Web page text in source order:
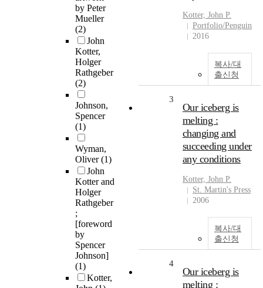
by Peter
Mueller
(2)
John
Kotter,
Holger
Rathgeber
(2)
Johnson,
Spencer
(1)
Wyman,
Oliver(1)
John
Kotter and
Holger
Rathgeber
;
[foreword
by
Spencer
Johnson]
(1)
Kotter,
Kotter, John P.
Portfolio/Penguin
2016
복사/대
출신청
3
Our iceberg is
melting :
changing and
succeeding under
any conditions
Kotter, John P.
St. Martin's Press
2006
복사/대
출신청
4
Our iceberg is
melting :